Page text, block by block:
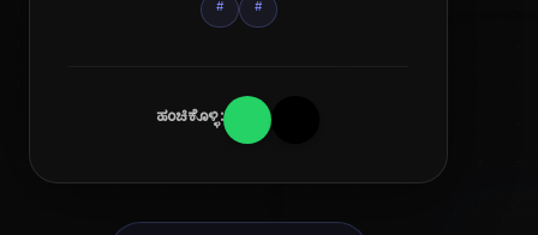
# #
ಹಂಚಿಕೊಳ್ಳಿ: